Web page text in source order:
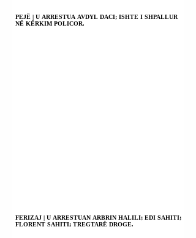
PEJË | U ARRESTUA AVDYL DACI; ISHTE I SHPALLUR
NË KËRKIM POLICOR.
FERIZAJ | U ARRESTUAN ARBRIN HALILI; EDI SAHITI;
FLORENT SAHITI; TREGTARË DROGE.